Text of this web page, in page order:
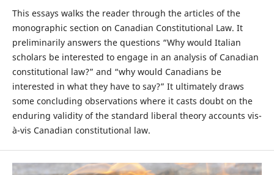
This essays walks the reader through the articles of the
monographic section on Canadian Constitutional Law. It
preliminarily answers the questions “Why would Italian
scholars be interested to engage in an analysis of Canadian
constitutional law?” and “why would Canadians be
interested in what they have to say?” It ultimately draws
some concluding observations where it casts doubt on the
enduring validity of the standard liberal theory accounts vis-
à-vis Canadian constitutional law.